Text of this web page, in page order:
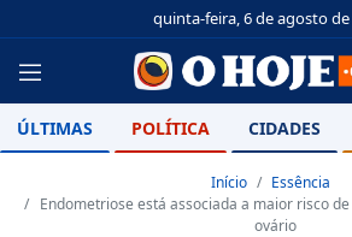
quinta-feira, 6 de agosto de
ÚLTIMAS POLÍTICA CIDADES
Início
Essência
Endometriose está associada a maior risco
ovário